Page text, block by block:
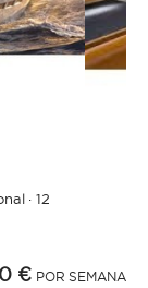
·12
€ POR SEMANA